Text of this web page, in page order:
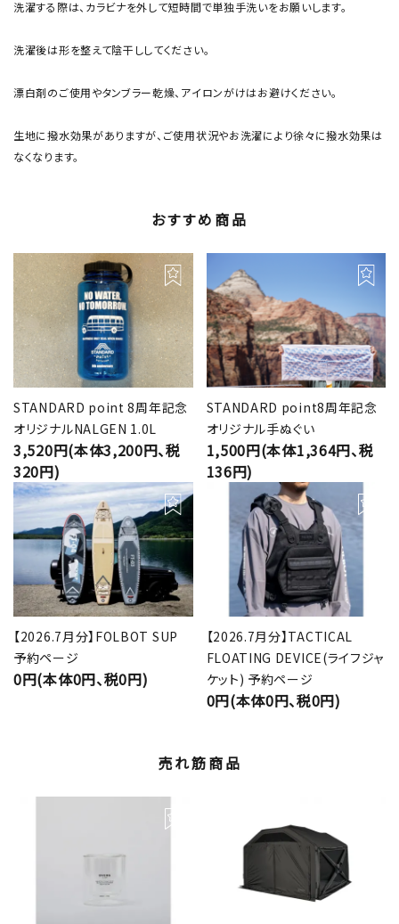
洗濯する際は、カラビナを外して短時間で単独手洗いをお願いします。
洗濯後は形を整えて陰干ししてください。
漂白剤のご使用やタンブラー乾燥、アイロンがけはお避けください。
生地に撥水効果がありますが、ご使用状況やお洗濯により徐々に撥水効果は
なくなります。
おすすめ商品
STANDARD point 8周年記念
オリジナルNALGEN 1.0L
3,520円(本体3,200円、税
320円)
STANDARD point8周年記念
オリジナル手ぬぐい
1,500円(本体1,364円、税
136円)
【2026.7月分】FOLBOT SUP
予約ページ
0円(本体0円、税0円)
【2026.7月分】TACTICAL
FLOATING DEVICE(ライフジャ
ケット) 予約ページ
0円(本体0円、税0円)
売れ筋商品